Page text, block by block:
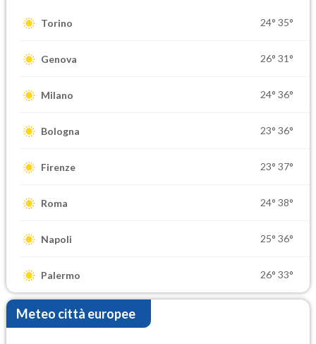
Torino 24° 35°
Genova 26° 31°
Milano 24° 36°
Bologna 23° 36°
Firenze 23° 37°
Roma 24° 38°
Napoli 25° 36°
Palermo 26° 33°
Meteo città europee